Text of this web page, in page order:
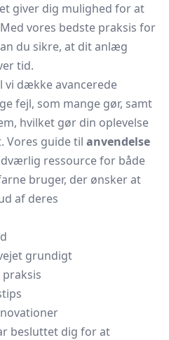
giver dig mulighed for at
vores bedste praksis for
du sikre, at dit anlæg
tid.
vi dække avancerede
fejl, som mange gør, samt
hvilket gør din oplevelse
Vores guide til anvendelse
ressource for både
bruger, der ønsker at
af deres
grundigt
praksis
besluttet dig for at